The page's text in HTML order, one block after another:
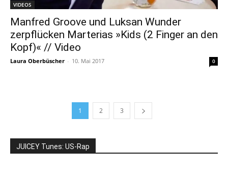
VIDEOS
Manfred Groove und Luksan Wunder
zerpflücken Marterias »Kids (2 Finger an den
Kopf)« // Video
Laura Oberbüscher - 10. Mai 2017 0
1 2 3
JUICEY Tunes: US-Rap